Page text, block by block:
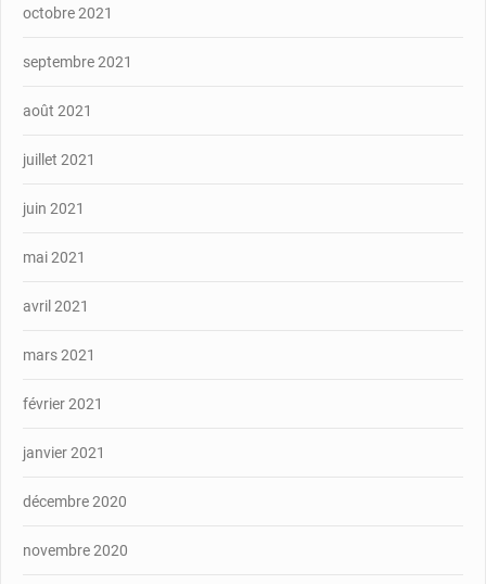
octobre 2021
septembre 2021
août 2021
juillet 2021
juin 2021
mai 2021
avril 2021
mars 2021
février 2021
janvier 2021
décembre 2020
novembre 2020